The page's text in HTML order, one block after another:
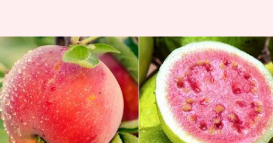
శీతాకాలంలో దొరికే పండ్లు వాటి
ఆరోగ్య ప్రయోజనాలు
వ్రాసిన వారు Sriram Pranateja Dec 22, 2022 10:59 am
ఈ వార్తాకథనం ఏంటి